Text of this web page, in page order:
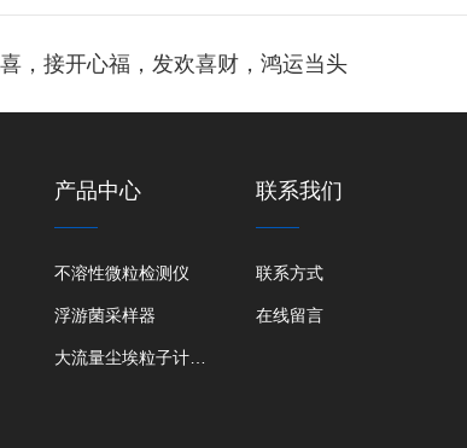
，接开心福，发欢喜财，鸿运当头
产品中心
不溶性微粒检测仪
浮游菌采样器
大流量尘埃粒子计数器
联系我们
联系方式
在线留言